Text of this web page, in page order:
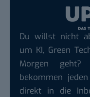
Du willst nicht
um KI, Green
Morgen
bekommen
direkt in die